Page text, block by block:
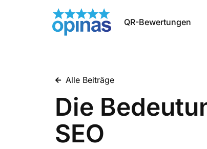
QR-Bewertungen
Alle Beiträge
Die
SEO